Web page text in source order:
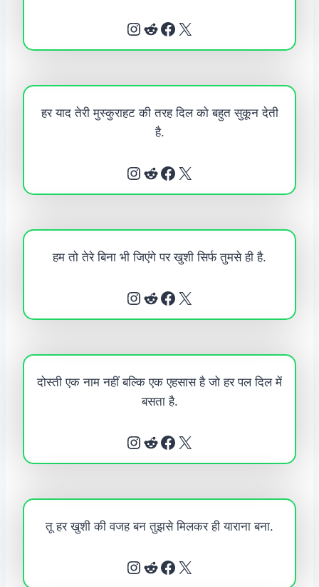
Instagram Reddit Facebook X
हर याद तेरी मुस्कुराहट की तरह दिल को बहुत सुकून देती
है.
Instagram Reddit Facebook X
हम तो तेरे बिना भी जिएंगे पर खुशी सिर्फ तुमसे ही है.
Instagram Reddit Facebook X
दोस्ती एक नाम नहीं बल्कि एक एहसास है जो हर पल दिल में
बसता है.
Instagram Reddit Facebook X
तू हर खुशी की वजह बन तुझसे मिलकर ही याराना बना.
Instagram Reddit Facebook X